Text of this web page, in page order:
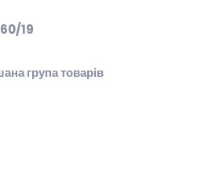
19
група товарів